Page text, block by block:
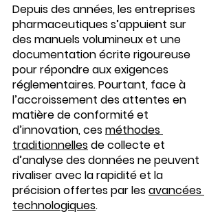
Depuis des années, les entreprises
pharmaceutiques s’appuient sur
des manuels volumineux et une
documentation écrite rigoureuse
pour répondre aux exigences
réglementaires. Pourtant, face à
l’accroissement des attentes en
matière de conformité et
d’innovation, ces méthodes
traditionnelles de collecte et
d’analyse des données ne peuvent
rivaliser avec la rapidité et la
précision offertes par les avancées
technologiques.